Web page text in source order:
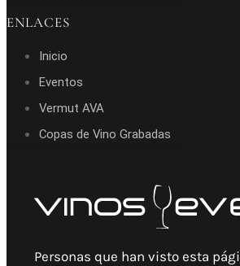
ENLACES
Inicio
Eventos
Vermut AVA
Copas de Vino Grabadas
Personas que han visto esta